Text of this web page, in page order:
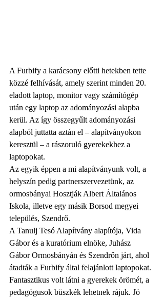
A Furbify a karácsony előtti hetekben tette
közzé felhívását, amely szerint minden 20.
eladott laptop, monitor vagy számítógép
után egy laptop az adományozási alapba
kerül. Az így összegyűlt adományozási
alapból juttatta aztán el – alapítványokon
keresztül – a rászoruló gyerekekhez a
laptopokat.
Az egyik éppen a mi alapítványunk volt, a
helyszín pedig partnerszervezetünk, az
ormosbányai Hosztják Albert Általános
Iskola, illetve egy másik Borsod megyei
település, Szendrő.
A Tanulj Tesó Alapítvány alapítója, Vida
Gábor és a kuratórium elnöke, Juhász
Gábor Ormosbányán és Szendrőn járt, ahol
átadták a Furbify által felajánlott laptopokat.
Fantasztikus volt látni a gyerekek örömét, a
pedagógusok büszkék lehetnek rájuk. Jó